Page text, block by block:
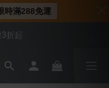
員立即領取
員立即領取
折起
惠
時滿288免運